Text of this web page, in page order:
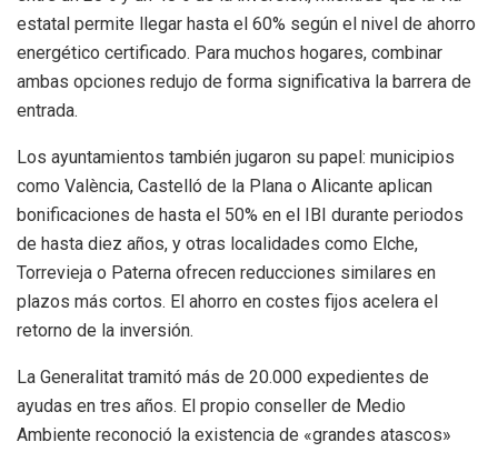
estatal permite llegar hasta el 60% según el nivel de ahorro
energético certificado. Para muchos hogares, combinar
ambas opciones redujo de forma significativa la barrera de
entrada.
Los ayuntamientos también jugaron su papel: municipios
como València, Castelló de la Plana o Alicante aplican
bonificaciones de hasta el 50% en el IBI durante periodos
de hasta diez años, y otras localidades como Elche,
Torrevieja o Paterna ofrecen reducciones similares en
plazos más cortos. El ahorro en costes fijos acelera el
retorno de la inversión.
La Generalitat tramitó más de 20.000 expedientes de
ayudas en tres años. El propio conseller de Medio
Ambiente reconoció la existencia de «grandes atascos»